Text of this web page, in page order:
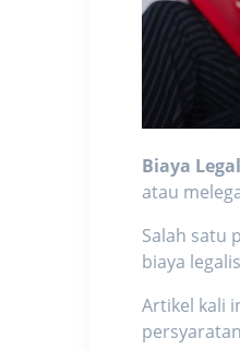
Biaya
atau
Salah satu
biaya
Artikel kali